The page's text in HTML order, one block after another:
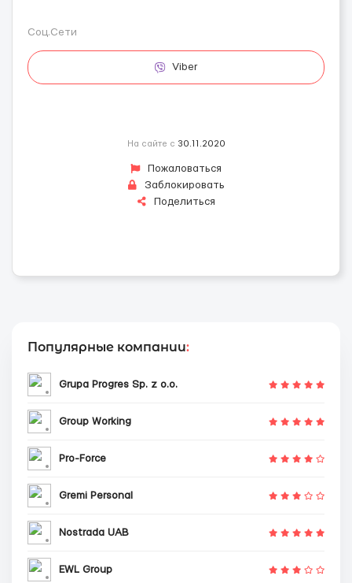
Соц.Сети
Viber
На сайте с 30.11.2020
Пожаловаться
Заблокировать
Поделиться
Популярные компании:
Grupa Progres Sp. z o.o.
Group Working
Pro-Force
Gremi Personal
Nostrada UAB
EWL Group